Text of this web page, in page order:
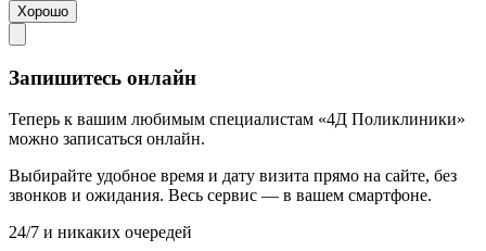
Хорошо
Запишитесь онлайн
Теперь к вашим любимым специалистам «4Д Поликлиники»
можно записаться онлайн.
Выбирайте удобное время и дату визита прямо на сайте, без
звонков и ожидания. Весь сервис — в вашем смартфоне.
24/7 и никаких очередей